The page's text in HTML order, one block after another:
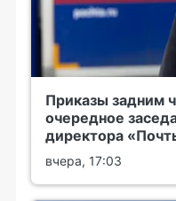
Приказы задним
очередное
директора
вчера, 17:03